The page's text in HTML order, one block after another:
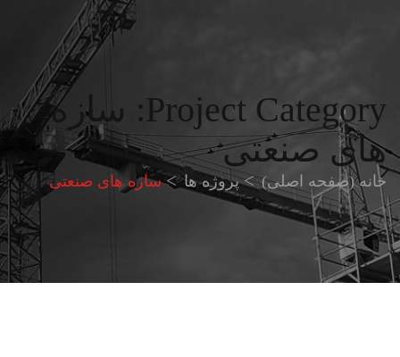
Project Category: سازه
های صنعتی
خانه (صفحه اصلی) پروژه ها سازه های صنعتی